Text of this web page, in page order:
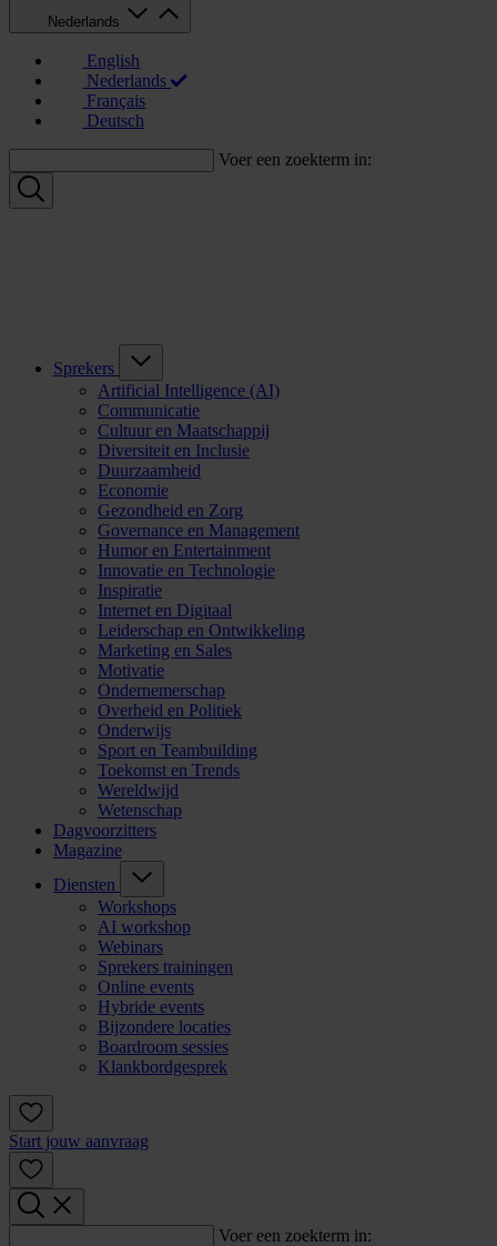
Nederlands
English
Nederlands
Français
Deutsch
Voer een zoekterm in:
Sprekers
Artificial Intelligence (AI)
Communicatie
Cultuur en Maatschappij
Diversiteit en Inclusie
Duurzaamheid
Economie
Gezondheid en Zorg
Governance en Management
Humor en Entertainment
Innovatie en Technologie
Inspiratie
Internet en Digitaal
Leiderschap en Ontwikkeling
Marketing en Sales
Motivatie
Ondernemerschap
Overheid en Politiek
Onderwijs
Sport en Teambuilding
Toekomst en Trends
Wereldwijd
Wetenschap
Dagvoorzitters
Magazine
Diensten
Workshops
AI workshop
Webinars
Sprekers trainingen
Online events
Hybride events
Bijzondere locaties
Boardroom sessies
Klankbordgesprek
Start jouw aanvraag
Voer een zoekterm in: